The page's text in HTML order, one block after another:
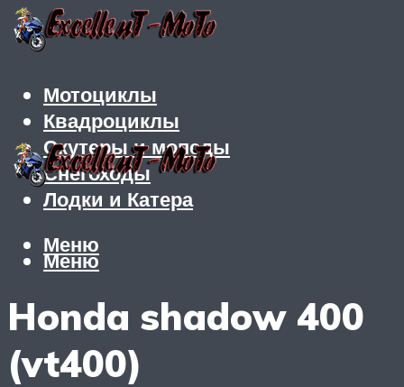
Мотоциклы
Квадроциклы
Скутеры и мопеды
Снегоходы
Лодки и Катера
Меню
Меню
Honda shadow 400
(vt400)